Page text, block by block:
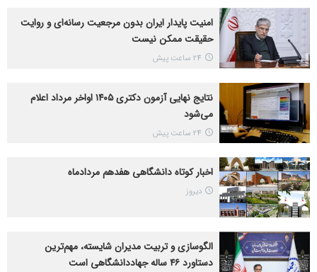
امنیت پایدار ایران بدون مرجعیت رسانه‌ای و روایت
حقیقت ممکن نیست
24 ساعت پیش
نتایج نهایی آزمون دکتری ۱۴۰۵ اواخر مرداد اعلام
می‌شود
24 ساعت پیش
اخبار کوتاه دانشگاهی هفدهم مردادماه
دیروز
الگوسازی و تربیت مدیران شایسته، مهم‌ترین
دستاورد ۴۶ ساله جهاددانشگاهی است